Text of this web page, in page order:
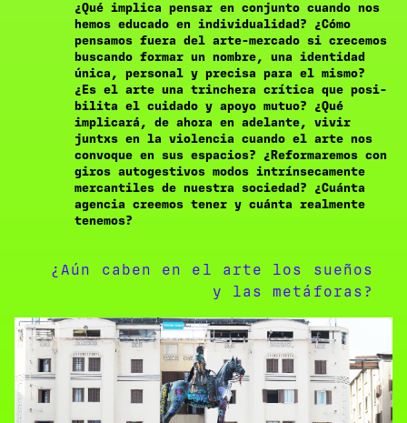
¿Qué implica pensar en conjunto cuando nos
hemos educado en individualidad? ¿Cómo
pensamos fuera del arte-mercado si crecemos
buscando formar un nombre, una identidad
única, personal y precisa para el mismo?
¿Es el arte una trinchera crítica que posi-
bilita el cuidado y apoyo mutuo? ¿Qué
implicará, de ahora en adelante, vivir
juntxs en la violencia cuando el arte nos
convoque en sus espacios? ¿Reformaremos con
giros autogestivos modos intrínsecamente
mercantiles de nuestra sociedad? ¿Cuánta
agencia creemos tener y cuánta realmente
tenemos?
¿Aún caben en el arte los sueños
y las metáforas?